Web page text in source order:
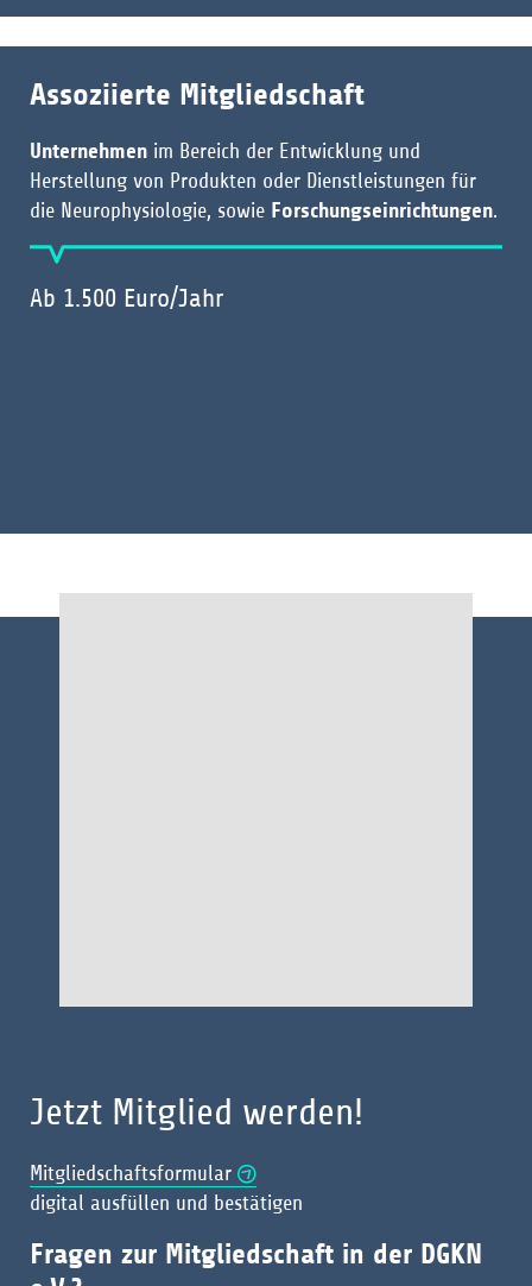
Assoziierte Mitgliedschaft
Unternehmen im Bereich der Entwicklung und
Herstellung von Produkten oder Dienstleistungen für
die Neurophysiologie, sowie Forschungseinrichtungen.
Ab 1.500 Euro/Jahr
Jetzt Mitglied werden!
Mitgliedschaftsformular
digital ausfüllen und bestätigen
Fragen zur Mitgliedschaft in der DGKN